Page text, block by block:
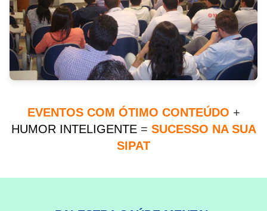
EVENTOS COM ÓTIMO CONTEÚDO +
HUMOR INTELIGENTE = SUCESSO NA SUA
SIPAT